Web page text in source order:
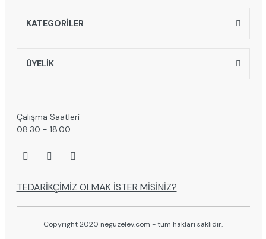
KATEGORİLER
ÜYELİK
Çalışma Saatleri
08.30 - 18.00
TEDARİKÇİMİZ OLMAK İSTER MİSİNİZ?
Copyright 2020 neguzelev.com - tüm hakları saklıdır.